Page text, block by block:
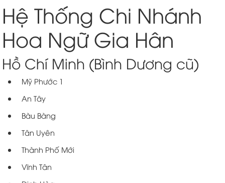
Hệ Thống Chi Nhánh
Hoa Ngữ Gia Hân
Hồ Chí Minh (Bình Dương cũ)
Mỹ Phước 1
An Tây
Bàu Bàng
Tân Uyên
Thành Phố Mới
Vĩnh Tân